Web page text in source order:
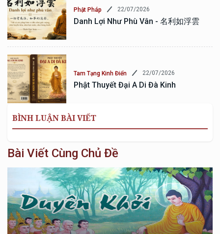
Phật Pháp 22/07/2026
Danh Lợi Như Phù Vân - 名利如浮雲
Tam Tạng Kinh Điển 22/07/2026
Phật Thuyết Đại A Di Đà Kinh
BÌNH LUẬN BÀI VIẾT
Bài Viết Cùng Chủ Đề